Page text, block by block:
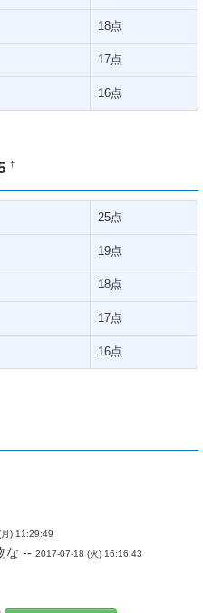
18点
17点
16点
†
25点
19点
18点
17点
16点
) 11:29:49
な -- 2017-07-18 (火) 16:16:43